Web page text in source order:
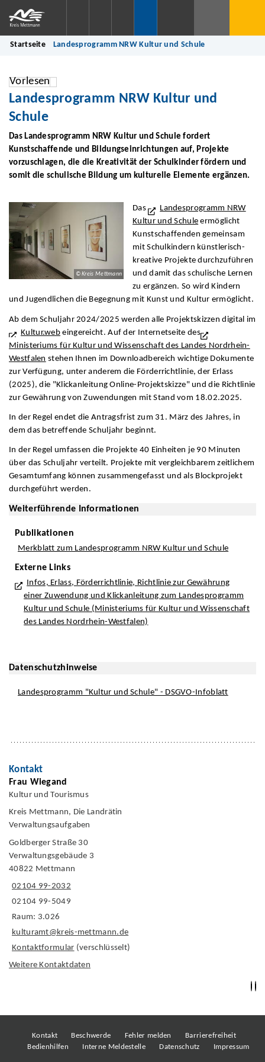
Startseite Landesprogramm NRW Kultur und Schule
Vorlesen
Landesprogramm NRW Kultur und
Schule
Das Landesprogramm NRW Kultur und Schule fordert
Kunstschaffende und Bildungseinrichtungen auf, Projekte
vorzuschlagen, die die Kreativität der Schulkinder fördern und
somit dieschulische Bildung um kulturelle Elemente ergänzen.
© Kreis Mettmann
Das
Landesprogramm NRW
Kultur und Schule ermöglicht
Kunstschaffenden gemeinsam
mit Schulkindern künstlerisch-
kreative Projekte durchzuführen
und damit das schulische Lernen
zu ergänzen. So wird Kindern
und Jugendlichen die Begegnung mit Kunst und Kultur ermöglicht.
Ab dem Schuljahr 2024/2025 werden alle Projektskizzen digital im
Kultur.web eingereicht. Auf der Internetseite des
Ministeriums für Kultur und Wissenschaft des Landes Nordrhein-
Westfalen stehen Ihnen im Downloadbereich wichtige Dokumente
zur Verfügung, unter anderem die Förderrichtlinie, der Erlass
(2025), die "Klickanleitung Online-Projektskizze" und die Richtlinie
zur Gewährung von Zuwendungen mit Stand vom 18.02.2025.
In der Regel endet die Antragsfrist zum 31. März des Jahres, in
dem das betreffende Schuljahr beginnt.
In der Regel umfassen die Projekte 40 Einheiten je 90 Minuten
über das Schuljahr verteilt. Projekte mit vergleichbarem zeitlichem
Gesamtumfang können zusammengefasst und als Blockprojekt
durchgeführt werden.
Weiterführende Informationen
Publikationen
Merkblatt zum Landesprogramm NRW Kultur und Schule
Externe Links
Infos, Erlass, Förderrichtlinie, Richtlinie zur Gewährung
einer Zuwendung und Klickanleitung zum Landesprogramm
Kultur und Schule (Ministeriums für Kultur und Wissenschaft
des Landes Nordrhein-Westfalen)
Datenschutzhinweise
Landesprogramm "Kultur und Schule" - DSGVO-Infoblatt
Kontakt
Frau Wiegand
Kultur und Tourismus
Kreis Mettmann, Die Landrätin
Verwaltungsaufgaben
Goldberger Straße 30
Verwaltungsgebäude 3
40822 Mettmann
02104 99-2032
02104 99-5049
Raum: 3.026
kulturamt@kreis-mettmann.de
Kontaktformular (verschlüsselt)
Weitere Kontaktdaten
Kontakt Beschwerde Fehler melden
Barrierefreiheit
Bedienhilfen
Interne Meldestelle Datenschutz Impressum